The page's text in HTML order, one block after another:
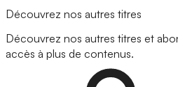
Découvrez nos autres titres
Découvrez nos autres titres et
accès à plus de contenus.